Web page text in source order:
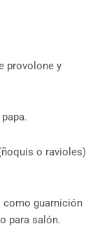
provolone y
o ravioles)
como guarnición
para salón.